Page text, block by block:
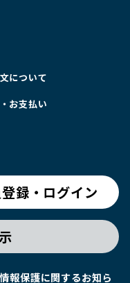
について
お支払い
録・ログイン
報保護に関するお知ら